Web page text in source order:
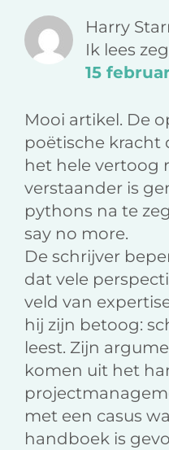
Harry
Ik lees
15
Mooi artikel. De
poëtische kracht
het hele vertoog
verstaander is
pythons na te
say no more.
De schrijver
dat vele
veld van
hij zijn betoog:
leest. Zijn
komen uit het
met een casus
handboek is